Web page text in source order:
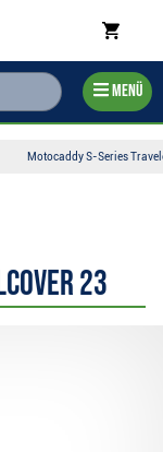
Menü
Motocaddy S-Series
23